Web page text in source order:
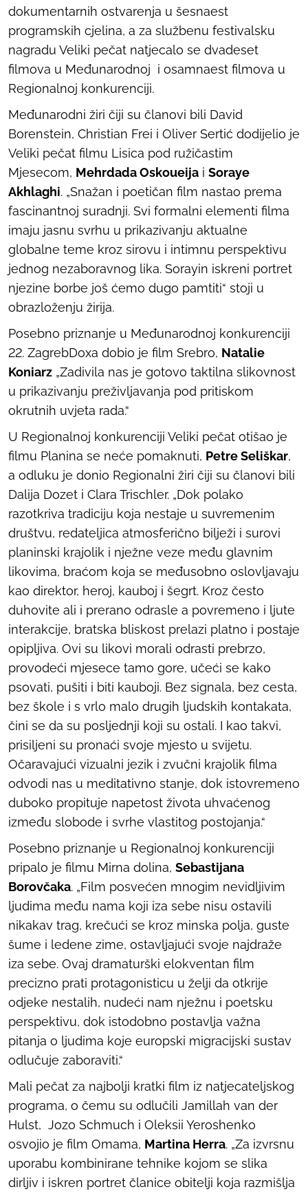
dokumentarnih ostvarenja u šesnaest
programskih cjelina, a za službenu festivalsku
nagradu Veliki pečat natjecalo se dvadeset
filmova u Međunarodnoj i osamnaest filmova u
Regionalnoj konkurenciji.
Međunarodni žiri čiji su članovi bili David
Borenstein, Christian Frei i Oliver Sertić dodijelio je
Veliki pečat filmu Lisica pod ružičastim
Mjesecom, Mehrdada Oskoueija i Soraye
Akhlaghi. „Snažan i poetičan film nastao prema
fascinantnoj suradnji. Svi formalni elementi filma
imaju jasnu svrhu u prikazivanju aktualne
globalne teme kroz sirovu i intimnu perspektivu
jednog nezaboravnog lika. Sorayin iskreni portret
njezine borbe još ćemo dugo pamtiti“ stoji u
obrazloženju žirija.
Posebno priznanje u Međunarodnoj konkurenciji
22. ZagrebDoxa dobio je film Srebro, Natalie
Koniarz „Zadivila nas je gotovo taktilna slikovnost
u prikazivanju preživljavanja pod pritiskom
okrutnih uvjeta rada.“
U Regionalnoj konkurenciji Veliki pečat otišao je
filmu Planina se neće pomaknuti, Petre Seliškar,
a odluku je donio Regionalni žiri čiji su članovi bili
Dalija Dozet i Clara Trischler. „Dok polako
razotkriva tradiciju koja nestaje u suvremenim
društvu, redateljica atmosferično bilježi i surovi
planinski krajolik i nježne veze među glavnim
likovima, braćom koja se međusobno oslovljavaju
kao direktor, heroj, kauboj i šegrt. Kroz često
duhovite ali i prerano odrasle a povremeno i ljute
interakcije, bratska bliskost prelazi platno i postaje
opipljiva. Ovi su likovi morali odrasti prebrzo,
provodeći mjesece tamo gore, učeći se kako
psovati, pušiti i biti kauboji. Bez signala, bez cesta,
bez škole i s vrlo malo drugih ljudskih kontakata,
čini se da su posljednji koji su ostali. I kao takvi,
prisiljeni su pronaći svoje mjesto u svijetu.
Očaravajući vizualni jezik i zvučni krajolik filma
odvodi nas u meditativno stanje, dok istovremeno
duboko propituje napetost života uhvaćenog
između slobode i svrhe vlastitog postojanja.“
Posebno priznanje u Regionalnoj konkurenciji
pripalo je filmu Mirna dolina, Sebastijana
Borovčaka. „Film posvećen mnogim nevidljivim
ljudima među nama koji iza sebe nisu ostavili
nikakav trag, krečući se kroz minska polja, guste
šume i ledene zime, ostavljajući svoje najdraže
iza sebe. Ovaj dramaturški elokventan film
precizno prati protagonisticu u želji da otkrije
odjeke nestalih, nudeći nam nježnu i poetsku
perspektivu, dok istodobno postavlja važna
pitanja o ljudima koje europski migracijski sustav
odlučuje zaboraviti.“
Mali pečat za najbolji kratki film iz natjecateljskog
programa, o čemu su odlučili Jamillah van der
Hulst, Jozo Schmuch i Oleksii Yeroshenko
osvojio je film Omama, Martina Herra. „Za izvrsnu
uporabu kombinirane tehnike kojom se slika
dirljiv i iskren portret članice obitelji koja razmišlja